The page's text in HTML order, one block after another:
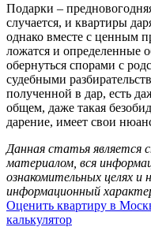
Подарки –
случается, и квартиры
однако вместе с ценным
ложатся и определенные
обернуться спорами с
судебными
полученной в дар, есть
общем, даже такая
дарение, имеет свои
Данная статья является
материалом, вся
ознакомительных целях и
информационный
Оценить квартиру в
калькулятор